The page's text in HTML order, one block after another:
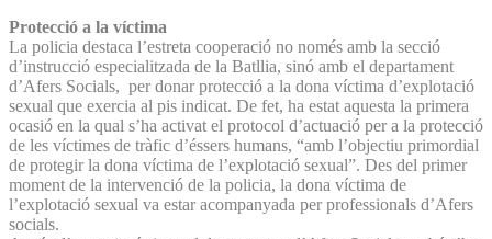
Protecció a la víctima
La policia destaca l’estreta cooperació no només amb la secció
d’instrucció especialitzada de la Batllia, sinó amb el departament
d’Afers Socials, per donar protecció a la dona víctima d’explotació
sexual que exercia al pis indicat. De fet, ha estat aquesta la primera
ocasió en la qual s’ha activat el protocol d’actuació per a la protecció
de les víctimes de tràfic d’éssers humans, “amb l’objectiu primordial
de protegir la dona víctima de l’explotació sexual”. Des del primer
moment de la intervenció de la policia, la dona víctima de
l’explotació sexual va estar acompanyada per professionals d’Afers
socials.